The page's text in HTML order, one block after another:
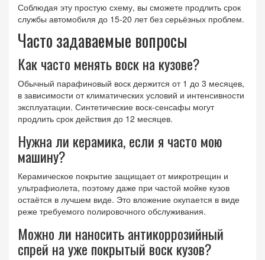
Соблюдая эту простую схему, вы сможете продлить срок
службы автомобиля до 15-20 лет без серьёзных проблем.
Часто задаваемые вопросы
Как часто менять воск на кузове?
Обычный парафиновый воск держится от 1 до 3 месяцев,
в зависимости от климатических условий и интенсивности
эксплуатации. Синтетические воск‑сенсафы могут
продлить срок действия до 12 месяцев.
Нужна ли керамика, если я часто мою
машину?
Керамическое покрытие защищает от микротрещин и
ультрафиолета, поэтому даже при частой мойке кузов
остаётся в лучшем виде. Это вложение окупается в виде
реже требуемого полировочного обслуживания.
Можно ли наносить антикоррозийный
спрей на уже покрытый воск кузов?